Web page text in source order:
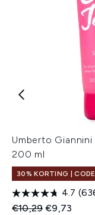
Umberto
200 ml
30% KORTING |
4.7
Recommended
€10,29Huidige
€9,73